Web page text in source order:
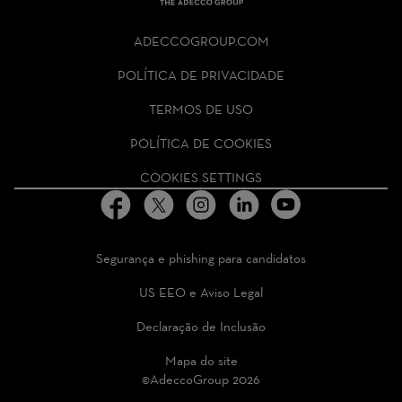
GROUP
HOMEPAGE
ADECCOGROUP.COM
POLÍTICA DE PRIVACIDADE
TERMOS DE USO
POLÍTICA DE COOKIES
COOKIES SETTINGS
Segurança e phishing para candidatos
US EEO e Aviso Legal
Declaração de Inclusão
Mapa do site
©AdeccoGroup 2026